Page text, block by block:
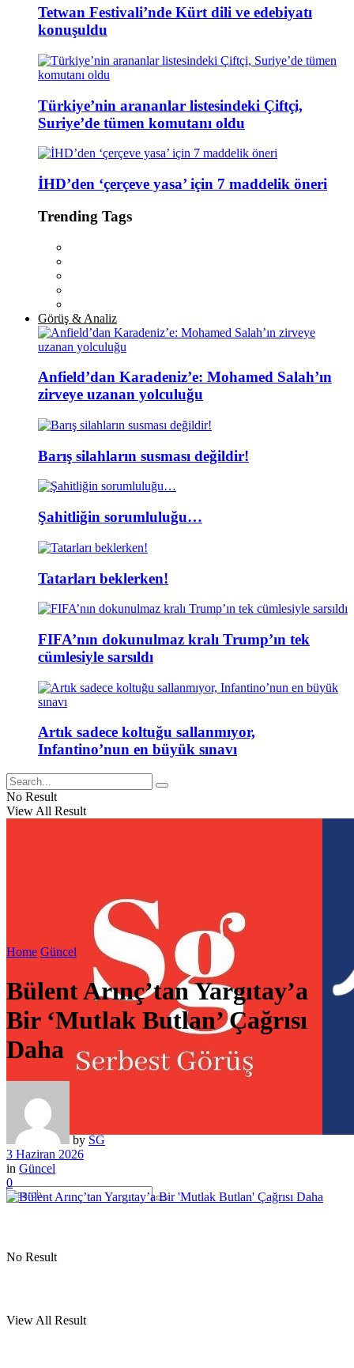
Tetwan Festivali’nde Kürt dili ve edebiyatı
konuşuldu
Türkiye’nin arananlar listesindeki Çiftçi,
Suriye’de tümen komutanı oldu
İHD’den ‘çerçeve yasa’ için 7 maddelik öneri
Trending Tags
Görüş & Analiz
Anfield’dan Karadeniz’e: Mohamed Salah’ın
zirveye uzanan yolculuğu
Barış silahların susması değildir!
Şahitliğin sorumluluğu…
Tatarları beklerken!
FIFA’nın dokunulmaz kralı Trump’ın tek
cümlesiyle sarsıldı
Artık sadece koltuğu sallanmıyor,
Infantino’nun en büyük sınavı
No Result
View All Result
No Result
View All Result
Home Güncel
Bülent Arınç’tan Yargıtay’a
Bir ‘Mutlak Butlan’ Çağrısı
Daha
by SG
3 Haziran 2026
in Güncel
0